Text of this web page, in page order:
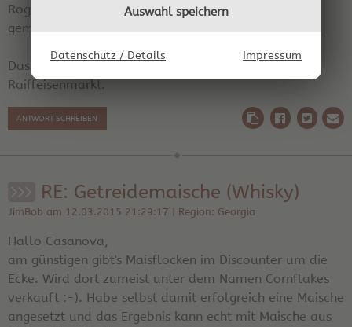
Auswahl speichern
Datenschutz / Details Impressum
Roggen-Vollkornschrot + 500g Maisgries + 1kg Malz
gemacht. Jeweils für 15l Maische.
Das Getreide bekommt man z.B. relativ günstig im
Raiffeisenmarkt.
ANTWORT SCHREIBEN
RE: Getreidemaische (Whisky)
JimBob am 12.03.2015 21:29:17 | Region: Georgia
Hallo Casanova,
am günstigen gibt's Maisflocken im Discounter um die
Ecke. Wird dort zumeist unter dem Namen Cornflakes
verkauft :-). Habe selbst damit erfolgreich eine Maische
angesetzt und das Ergebnis kann echt mit Maische aus